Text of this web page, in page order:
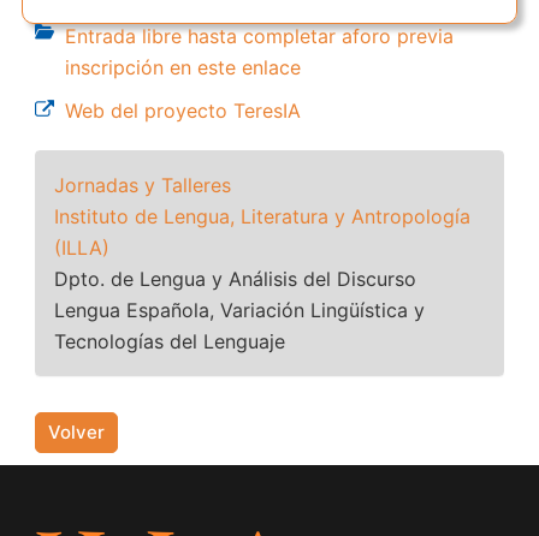
Entrada libre hasta completar aforo previa
inscripción en este enlace
Web del proyecto TeresIA
Jornadas y Talleres
Instituto de Lengua, Literatura y Antropología
(ILLA)
Dpto. de Lengua y Análisis del Discurso
Lengua Española, Variación Lingüística y
Tecnologías del Lenguaje
Volver